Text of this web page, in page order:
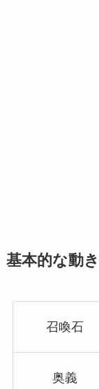
基本的な動
召喚石
奥義